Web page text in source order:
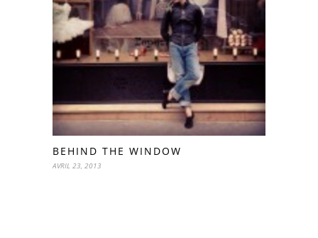
BEHIND THE WINDOW
AVRIL 23, 2013